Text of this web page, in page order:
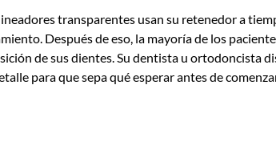
transparentes usan su retenedor a
Después de eso, la mayoría de los
de sus dientes. Su dentista u ortodoncista
para que sepa qué esperar antes de